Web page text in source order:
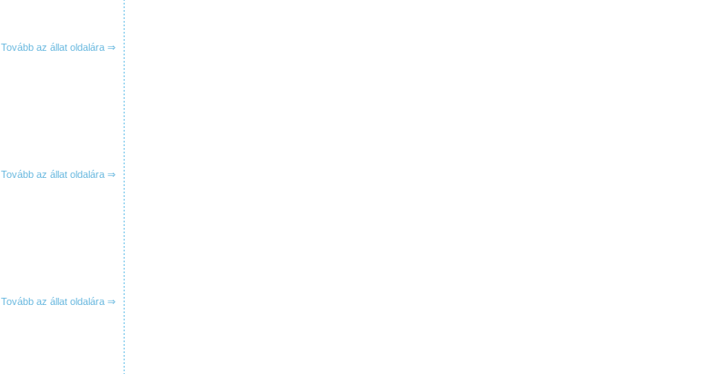
Tovább az állat oldalára ⇒
Tovább az állat oldalára ⇒
Tovább az állat oldalára ⇒